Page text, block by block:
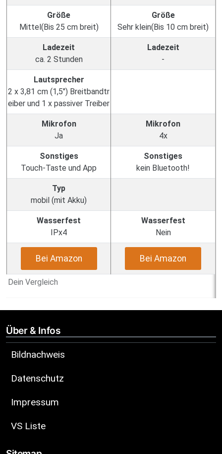
Dein Vergleich
Größe
Mittel(Bis 25 cm breit)
Größe
Sehr klein(Bis 10 cm breit)
Ladezeit
ca. 2 Stunden
Ladezeit
-
Lautsprecher
2 x 3,81 cm (1,5") Breitbandtr
eiber und 1 x passiver Treiber
Mikrofon
Ja
Mikrofon
4x
Sonstiges
Touch-Taste und App
Sonstiges
kein Bluetooth!
Typ
mobil (mit Akku)
Wasserfest
IPx4
Wasserfest
Nein
Bei Amazon Bei Amazon
Über & Infos
Bildnachweis
Datenschutz
Impressum
VS Liste